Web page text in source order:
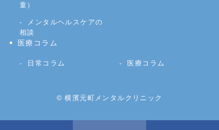
童）
メンタルヘルスケアの
相談
医療コラム
日常コラム 医療コラム
© 横濱元町メンタルクリニック